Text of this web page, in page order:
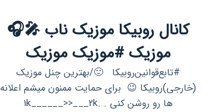
کانال روبیکا موزیک ناب 🎤🎧
موزیک #موزیک موزیک
#تابع‌قوانین‌روبیکا ‌ ‌ 🙂/بهترین چنل موزیک
(خارجی)روبیکا 😉 ‌ برای حمایت ممنون میشم اعلانه
ها رو روشن کنی ‌‌‌‌‌. .1k______>>___2k